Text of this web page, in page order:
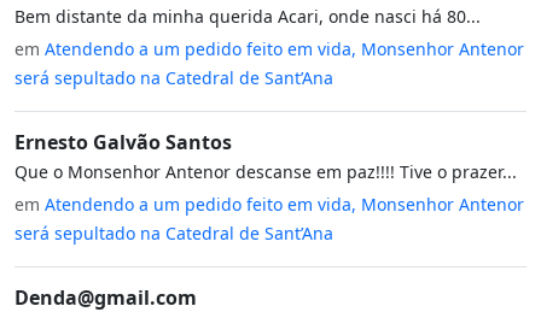
Bem distante da minha querida Acari, onde nasci há 80...
em Atendendo a um pedido feito em vida, Monsenhor Antenor
será sepultado na Catedral de Sant’Ana
Ernesto Galvão Santos
Que o Monsenhor Antenor descanse em paz!!!! Tive o prazer...
em Atendendo a um pedido feito em vida, Monsenhor Antenor
será sepultado na Catedral de Sant’Ana
Denda@gmail.com